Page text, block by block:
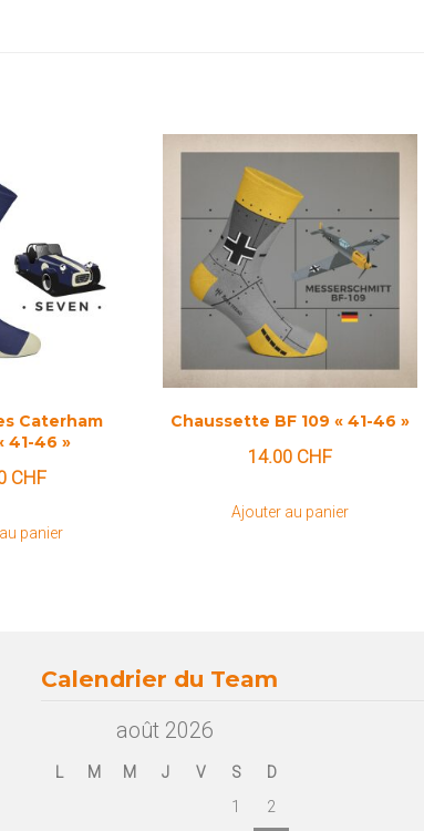
Caterham
41-46 »
CHF
panier
Chaussette BF 109 « 41-46 »
14.00 CHF
Ajouter au panier
Calendrier du Team
août 2026
L M M J V S
D
1
2